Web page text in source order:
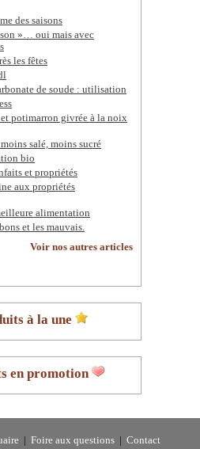
des saisons
»… oui mais avec
les fêtes
de soude : utilisation
potimarron givrée à la noix
salé, moins sucré
bio
et propriétés
aux propriétés
alimentation
et les mauvais.
Voir nos autres articles
à la une
en promotion
Foire aux questions Contact